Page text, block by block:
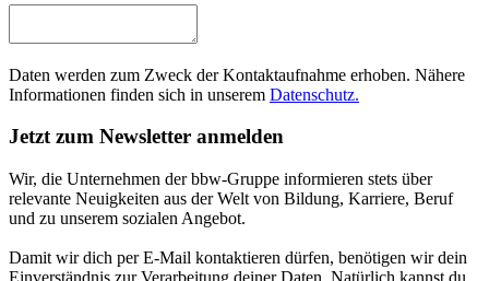
Daten werden zum Zweck der Kontaktaufnahme erhoben. Nähere
Informationen finden sich in unserem Datenschutz.
Jetzt zum Newsletter anmelden
Wir, die Unternehmen der bbw-Gruppe informieren stets über
relevante Neuigkeiten aus der Welt von Bildung, Karriere, Beruf
und zu unserem sozialen Angebot.
Damit wir dich per E-Mail kontaktieren dürfen, benötigen wir dein
Einverständnis zur Verarbeitung deiner Daten. Natürlich kannst du